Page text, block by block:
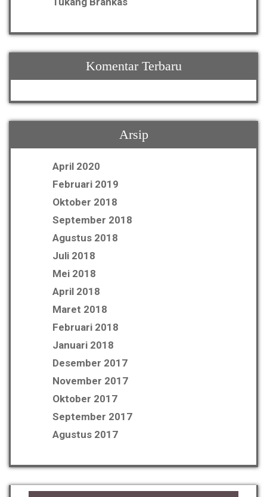
Komentar Terbaru
Arsip
April 2020
Februari 2019
Oktober 2018
September 2018
Agustus 2018
Juli 2018
Mei 2018
April 2018
Maret 2018
Februari 2018
Januari 2018
Desember 2017
November 2017
Oktober 2017
September 2017
Agustus 2017